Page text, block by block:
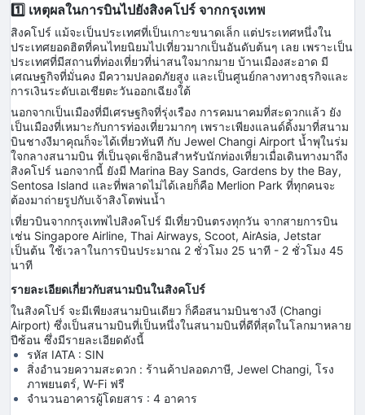
1️⃣ เหตุผลในการบินไปยังสิงคโปร์ จากกรุงเทพ
สิงคโปร์ แม้จะเป็นประเทศที่เป็นเกาะขนาดเล็ก แต่ประเทศหนึ่งใน
ประเทศยอดฮิตที่คนไทยนิยมไปเที่ยวมากเป็นอันดับต้นๆ เลย เพราะเป็น
ประเทศที่มีสถานที่ท่องเที่ยวที่น่าสนใจมากมาย บ้านเมืองสะอาด มี
เศณษฐกิจที่มั่นคง มีความปลอดภัยสูง และเป็นศูนย์กลางทางธุรกิจและ
การเงินระดับเอเชียตะวันออกเฉียงใต้
นอกจากเป็นเมืองที่มีเศรษฐกิจที่รุ่งเรือง การคมนาคมที่สะดวกแล้ว ยัง
เป็นเมืองที่เหมาะกับการท่องเที่ยวมากๆ เพราะเพียงแลนด์ดิ้งมาที่สนาม
บินชางงีมาคุณก็จะได้เที่ยวทันที กับ Jewel Changi Airport น้ำพุในร่ม
ใจกลางสนามบิน ที่เป็นจุดเช็กอินสำหรับนักท่องเที่ยวเมื่อเดินทางมาถึง
สิงคโปร์ นอกจากนี้ ยังมี Marina Bay Sands, Gardens by the Bay,
Sentosa Island และที่พลาดไม่ได้เลยก็คือ Merlion Park ที่ทุกคนจะ
ต้องมาถ่ายรูปกับเจ้าสิงโตพ่นน้ำ
เที่ยวบินจากกรุงเทพไปสิงคโปร์ มีเที่ยวบินตรงทุกวัน จากสายการบิน
เช่น Singapore Airline, Thai Airways, Scoot, AirAsia, Jetstar
เป็นต้น ใช้เวลาในการบินประมาณ 2 ชั่วโมง 25 นาที - 2 ชั่วโมง 45
นาที
รายละเอียดเกี่ยวกับสนามบินในสิงคโปร์
ในสิงคโปร์ จะมีเพียงสนามบินเดียว ก็คือสนามบินชางงี (Changi
Airport) ซึ่งเป็นสนามบินที่เป็นหนึ่งในสนามบินที่ดีที่สุดในโลกมาหลาย
ปีซ้อน ซึ่งมีรายละเอียดดังนี้
รหัส IATA : SIN
สิ่งอำนวยความสะดวก : ร้านค้าปลอดภาษี, Jewel Changi, โรง
ภาพยนตร์, W-Fi ฟรี
จำนวนอาคารผู้โดยสาร : 4 อาคาร